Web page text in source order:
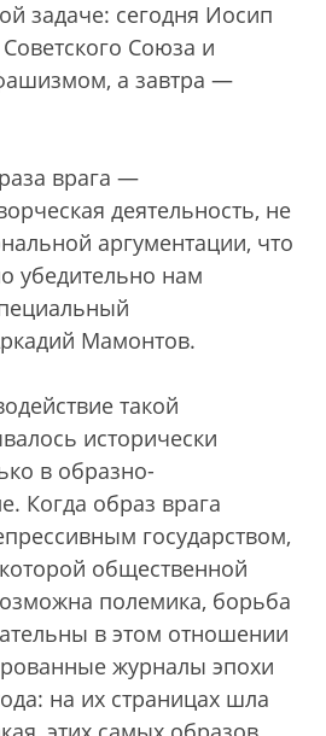
задаче: сегодня Иосип
Союза и
а завтра —
врага —
деятельность, не
аргументации, что
убедительно нам
Мамонтов.
такой
исторически
в образно-
Когда образ врага
государством,
общественной
полемика, борьба
в этом отношении
журналы эпохи
на их страницах шла